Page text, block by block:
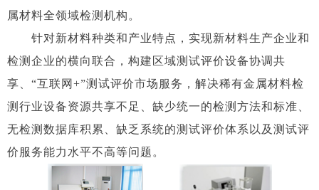
属材料全领域检测机构。
针对新材料种类和产业特点，实现新材料生产企业和
检测企业的横向联合，构建区域测试评价设备协调共
享、“互联网+”测试评价市场服务，解决稀有金属材料检
测行业设备资源共享不足、缺少统一的检测方法和标准、
无检测数据库积累、缺乏系统的测试评价体系以及测试评
价服务能力水平不高等问题。